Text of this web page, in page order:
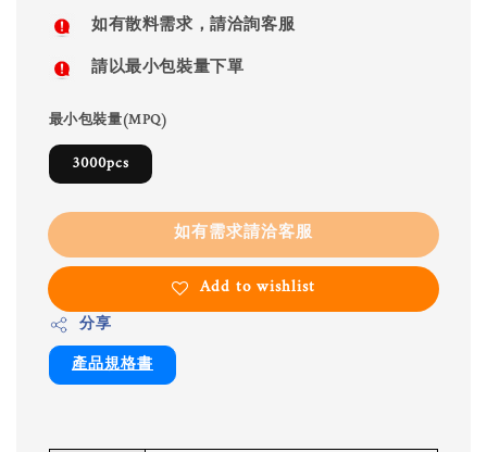
如有散料需求，請洽詢客服
請以最小包裝量下單
最小包裝量(MPQ)
3000pcs
如有需求請洽客服
Add to wishlist
分享
產品規格書